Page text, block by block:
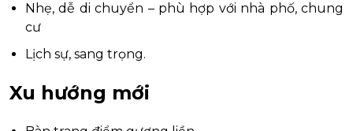
Nhẹ, dễ di chuyển – phù hợp với nhà phố, chung
cư
Lịch sự, sang trọng.
Xu hướng mới